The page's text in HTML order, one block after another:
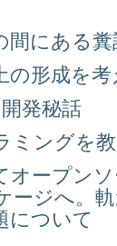
間にある糞
の形成を考
発秘話
ミングを
オープン
ージへ。
について